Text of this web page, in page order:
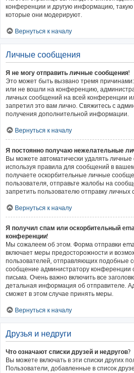
конференции и другую информацию, такую
которые они модерируют.
Вернуться к началу
Личные сообщения
Я не могу отправить личные сообщения!
Это может быть вызвано тремя
или не вошли на конференцию,
личных сообщений на всей конференции
запретил это вам лично. Свяжитесь с
получения дополнительной информации.
Вернуться к началу
Я постоянно получаю нежелательные
Вы можете автоматически удалять
используя правила для сообщений в
получаете оскорбительные личные
пользователя, отправьте жалобы на
запретить пользователю отправку
Вернуться к началу
Я получил спам или оскорбительный
конференции!
Мы сожалеем об этом. Форма отправки
включает меры предосторожности и
пользователей, отправляющих подобные
сообщение администратору конференции
письма. Очень важно включить все
детальная информация об отправителе.
сможет в этом случае принять меры.
Вернуться к началу
Друзья и недруги
Что означают списки друзей и недругов?
Вы можете включать в эти списки других
Пользователи, добавленные в список